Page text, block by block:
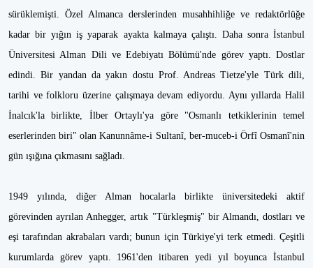
sürüklemişti. Özel Almanca derslerinden musahhihliğe ve redaktörlüğe
kadar bir yığın iş yaparak ayakta kalmaya çalıştı. Daha sonra İstanbul
Üniversitesi Alman Dili ve Edebiyatı Bölümü'nde görev yaptı. Dostlar
edindi. Bir yandan da yakın dostu Prof. Andreas Tietze'yle Türk dili,
tarihi ve folkloru üzerine çalışmaya devam ediyordu. Aynı yıllarda Halil
İnalcık'la birlikte, İlber Ortaylı'ya göre "Osmanlı tetkiklerinin temel
eserlerinden biri" olan Kanunnâme-i Sultanî, ber-muceb-i Örfî Osmanî'nin
gün ışığına çıkmasını sağladı.
1949 yılında, diğer Alman hocalarla birlikte üniversitedeki aktif
görevinden ayrılan Anhegger, artık "Türkleşmiş" bir Almandı, dostları ve
eşi tarafından akrabaları vardı; bunun için Türkiye'yi terk etmedi. Çeşitli
kurumlarda görev yaptı. 1961'den itibaren yedi yıl boyunca İstanbul